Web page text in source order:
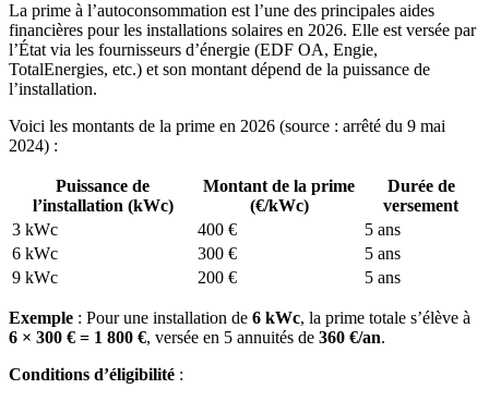
La prime à l’autoconsommation est l’une des principales aides
financières pour les installations solaires en 2026. Elle est versée par
l’État via les fournisseurs d’énergie (EDF OA, Engie,
TotalEnergies, etc.) et son montant dépend de la puissance de
l’installation.
Voici les montants de la prime en 2026 (source : arrêté du 9 mai
2024) :
Puissance de
l’installation (kWc)
Montant de la prime
(€/kWc)
Durée de
versement
3 kWc
400 €
5 ans
6 kWc
300 €
5 ans
9 kWc
200 € 5 ans
Exemple : Pour une installation de 6 kWc, la prime totale s’élève à
6 × 300 € = 1 800 €, versée en 5 annuités de 360 €/an.
Conditions d’éligibilité :